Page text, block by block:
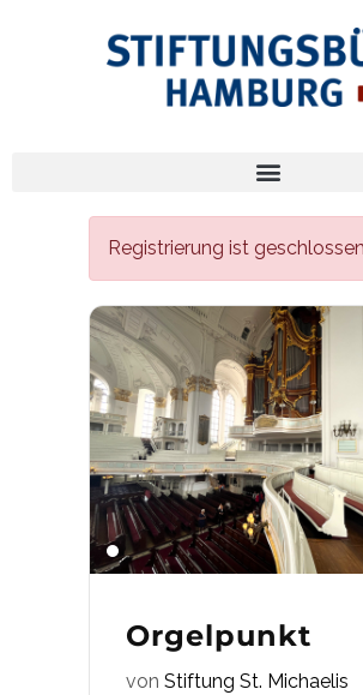
Registrierung ist
Orgelpunkt
von Stiftung St. Michaelis